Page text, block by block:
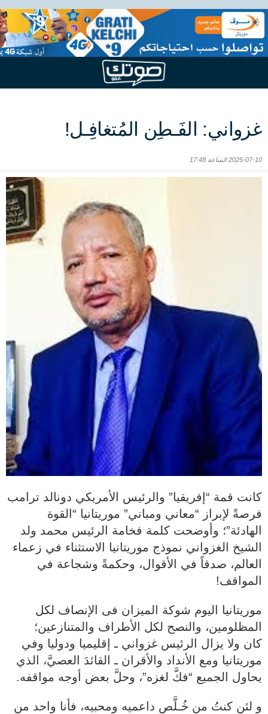
غزواني: الفَـطِن المُتغافِـل!
2025-07-10 الساعة 17:48
كانت قمة “إفريقيا” والرئيس الأمريكي دونالد ترامب
فرصةً لإبراز “معاني ومباني” موريتانيا “القوة
الهادئة”؛ وأوضحت كلمة فخامة الرئيس محمد ولد
الشيخ الغزواني نموذج موريتانيا الاستثناء في زعماء
العالم، صدقاً في الأقوال، وحكمةً وشجاعة في
المواقف!
موريتانيا اليوم شوكة الميزان فى الإنصاف لكل
المظلومين، والنصح لكل الأطراف والمتنازعين؛
كان ولا يزال الرئيس غزواني ـ إقليميا ودوليا وفي
موريتانيا ومع الأنداد والأقران ـ القائدَ العصيَّ، الذي
يحاول الجميع “فكَّ لغزه”، وحلَّ بعض أوجه مواقفه.
و لئن كنتُ من خُـلَّصِ داعميه ومحبيه، فأنا واحد من